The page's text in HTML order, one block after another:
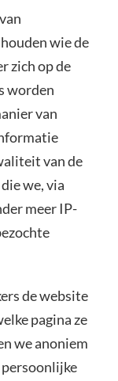
wie de
zich op de
worden
van
van de
we, via
meer IP-
de website
pagina ze
we anoniem
persoonlijke